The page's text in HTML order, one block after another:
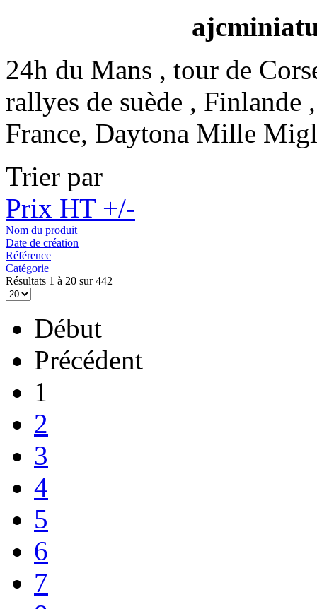
24h du Mans , tour de
rallyes de suède , Finlande
France, Daytona Mille
Trier par
Prix HT +/-
Nom du produit
Date de création
Référence
Catégorie
Résultats 1 à 20 sur 442
Début
Précédent
1
2
3
4
5
6
7